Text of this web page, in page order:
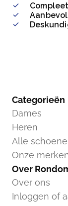
Categorieën
Dames
Heren
Alle
Onze
Over
Over ons
Inloggen of